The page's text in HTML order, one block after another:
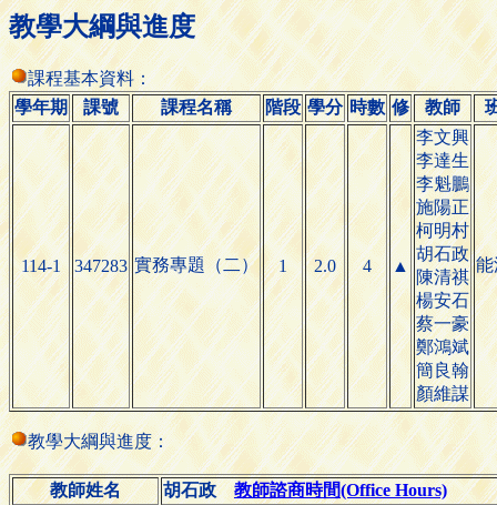
教學大綱與進度
課程基本資料：
學年期
課號 課程名稱 階段 學分 時數 修 教師
114-1 347283 實務專題（二） 1 2.0 4 ▲
李文興
李達生
李魁鵬
施陽正
柯明村
胡石政
陳清祺
楊安石
蔡一豪
鄭鴻斌
簡良翰
顏維謀
能
教學大綱與進度：
教師姓名 胡石政教師諮商時間(Office Hours)